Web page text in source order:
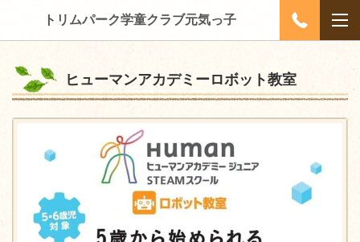
トリムパーク学童クラブ元気っ子
ヒューマンアカデミーロボット教室